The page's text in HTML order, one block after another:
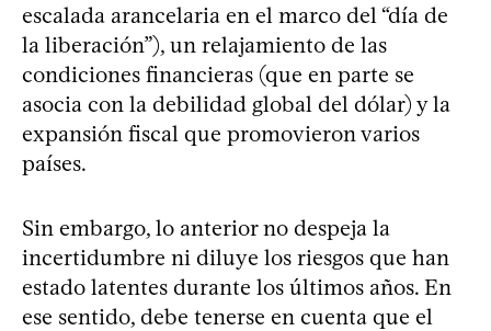
escalada arancelaria en el marco del “día de
la liberación”), un relajamiento de las
condiciones financieras (que en parte se
asocia con la debilidad global del dólar) y la
expansión fiscal que promovieron varios
países.
Sin embargo, lo anterior no despeja la
incertidumbre ni diluye los riesgos que han
estado latentes durante los últimos años. En
ese sentido, debe tenerse en cuenta que el